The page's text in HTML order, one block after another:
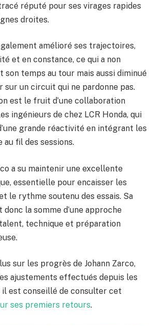
réputé pour ses virages rapides
droites.
amélioré ses trajectoires,
et en constance, ce qui a non
son temps au tour mais aussi diminué
sur un circuit qui ne pardonne pas.
est le fruit d’une collaboration
ingénieurs de chez LCR Honda, qui
grande réactivité en intégrant les
fil des sessions.
a su maintenir une excellente
essentielle pour encaisser les
le rythme soutenu des essais. Sa
la somme d’une approche
technique et préparation
sur les progrès de Johann Zarco,
ajustements effectués depuis les
il est conseillé de consulter cet
ses premiers retours.